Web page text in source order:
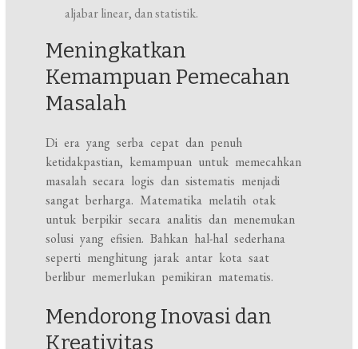
aljabar linear, dan statistik.
Meningkatkan
Kemampuan Pemecahan
Masalah
Di era yang serba cepat dan penuh
ketidakpastian, kemampuan untuk memecahkan
masalah secara logis dan sistematis menjadi
sangat berharga. Matematika melatih otak
untuk berpikir secara analitis dan menemukan
solusi yang efisien. Bahkan hal-hal sederhana
seperti menghitung jarak antar kota saat
berlibur memerlukan pemikiran matematis.
Mendorong Inovasi dan
Kreativitas